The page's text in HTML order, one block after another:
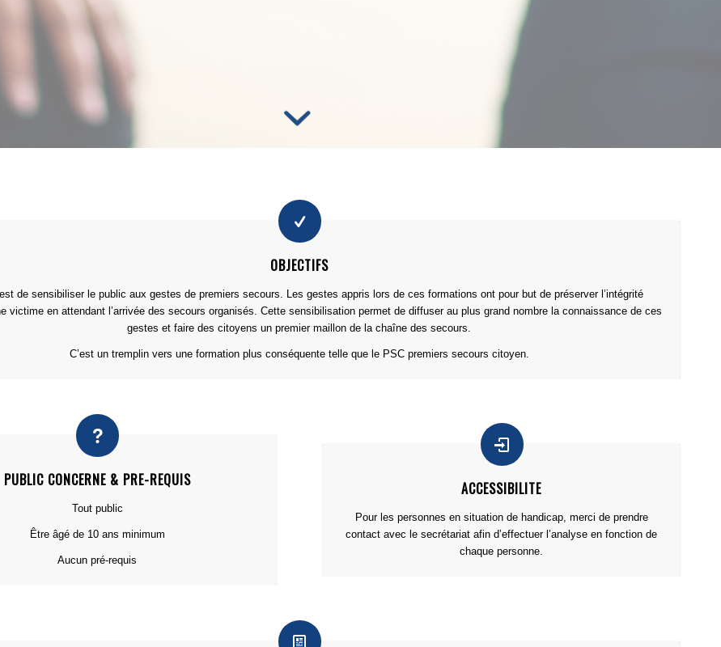
OBJECTIFS
est de sensibiliser le public aux gestes de premiers secours. Les gestes appris lors de ces formations ont pour but de préserver l’intégrité
victime en attendant l’arrivée des secours organisés. Cette sensibilisation permet de diffuser au plus grand nombre la connaissance de ces
gestes et faire des citoyens un premier maillon de la chaîne des secours.
C’est un tremplin vers une formation plus conséquente telle que le PSC premiers secours citoyen.
PUBLIC CONCERNE & PRE-REQUIS
Tout public
Être âgé de 10 ans minimum
Aucun pré-requis
ACCESSIBILITE
Pour les personnes en situation de handicap, merci de prendre
contact avec le secrétariat afin d’effectuer l’analyse en fonction de
chaque personne.